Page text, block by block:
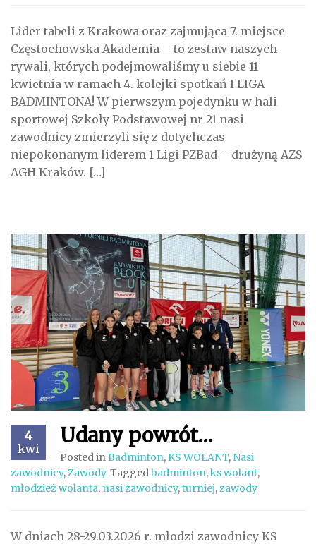
Lider tabeli z Krakowa oraz zajmująca 7. miejsce
Częstochowska Akademia – to zestaw naszych
rywali, których podejmowaliśmy u siebie 11
kwietnia w ramach 4. kolejki spotkań I LIGA
BADMINTONA! W pierwszym pojedynku w hali
sportowej Szkoły Podstawowej nr 21 nasi
zawodnicy zmierzyli się z dotychczas
niepokonanym liderem 1 Ligi PZBad – drużyną AZS
AGH Kraków. […]
4
kwi
Udany powrót…
Posted inBadminton, KS WOLANT, Nasi
zawodnicy,Zawody Taggedbadminton,ks wolant,
młodzież wolanta, nasi zawodnicy,turniej,zawody
W dniach 28-29.03.2026 r. młodzi zawodnicy KS